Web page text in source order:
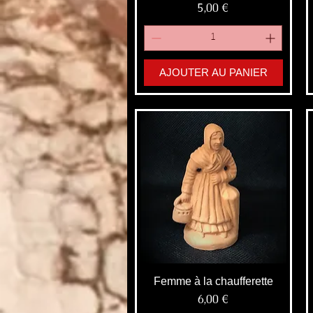
Prix
5,00 €
AJOUTER AU PANIER
Femme à la chaufferette
Prix
6,00 €